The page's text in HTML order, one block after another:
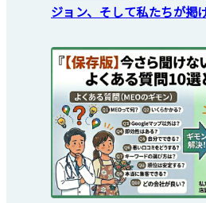
ジョン、そして私たちが掲